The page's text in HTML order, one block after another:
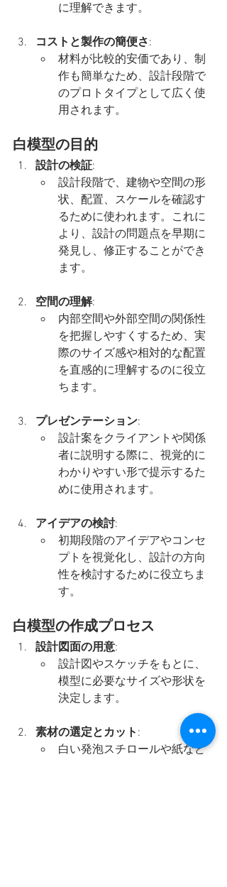
に理解できます。
コストと製作の簡便さ:
材料が比較的安価であり、制
作も簡単なため、設計段階で
のプロトタイプとして広く使
用されます。
白模型の目的
設計の検証:
設計段階で、建物や空間の形
状、配置、スケールを確認す
るために使われます。これに
より、設計の問題点を早期に
発見し、修正することができ
ます。
空間の理解:
内部空間や外部空間の関係性
を把握しやすくするため、実
際のサイズ感や相対的な配置
を直感的に理解するのに役立
ちます。
プレゼンテーション:
設計案をクライアントや関係
者に説明する際に、視覚的に
わかりやすい形で提示するた
めに使用されます。
アイデアの検討:
初期段階のアイデアやコンセ
プトを視覚化し、設計の方向
性を検討するために役立ちま
す。
白模型の作成プロセス
設計図面の用意:
設計図やスケッチをもとに、
模型に必要なサイズや形状を
決定します。
素材の選定とカット :
白い発泡スチロールや紙など